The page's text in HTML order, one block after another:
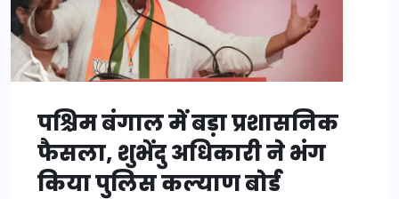
पश्चिम बंगाल में बड़ा प्रशासनिक
फैसला, शुभेंदु अधिकारी ने भंग
किया पुलिस कल्याण बोर्ड